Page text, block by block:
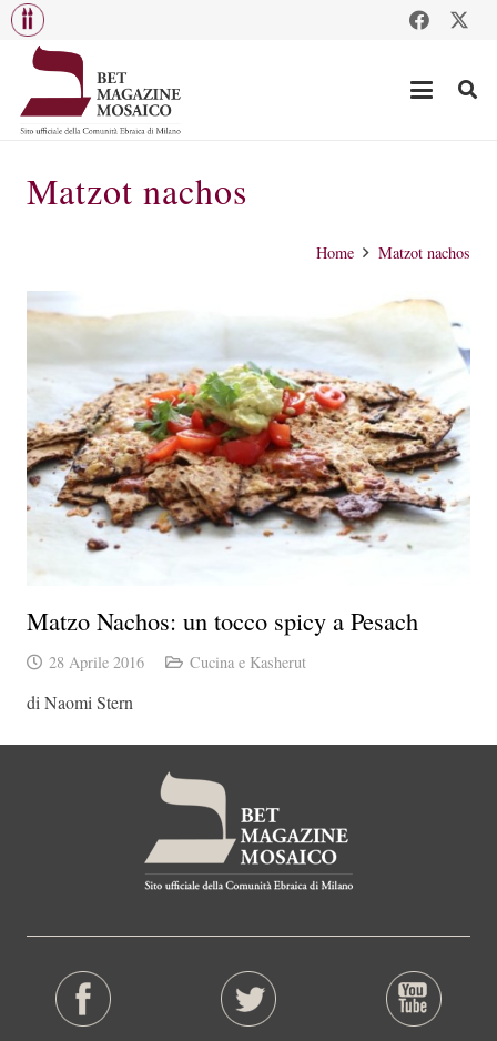
Matzot nachos
Home Matzot nachos
Matzo Nachos: un tocco spicy a Pesach
28 Aprile 2016 Cucina e Kasherut
di Naomi Stern